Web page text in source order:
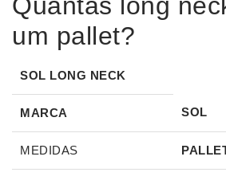
um pallet?
SOL LONG NECK
MARCA SOL
MEDIDAS